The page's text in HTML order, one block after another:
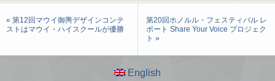
« 第12回マウイ御輿デザインコンテ
ストはマウイ・ハイスクールが優勝
第20回ホノルル・フェスティバル レ
ポート Share Your Voice プロジェク
ト »
English